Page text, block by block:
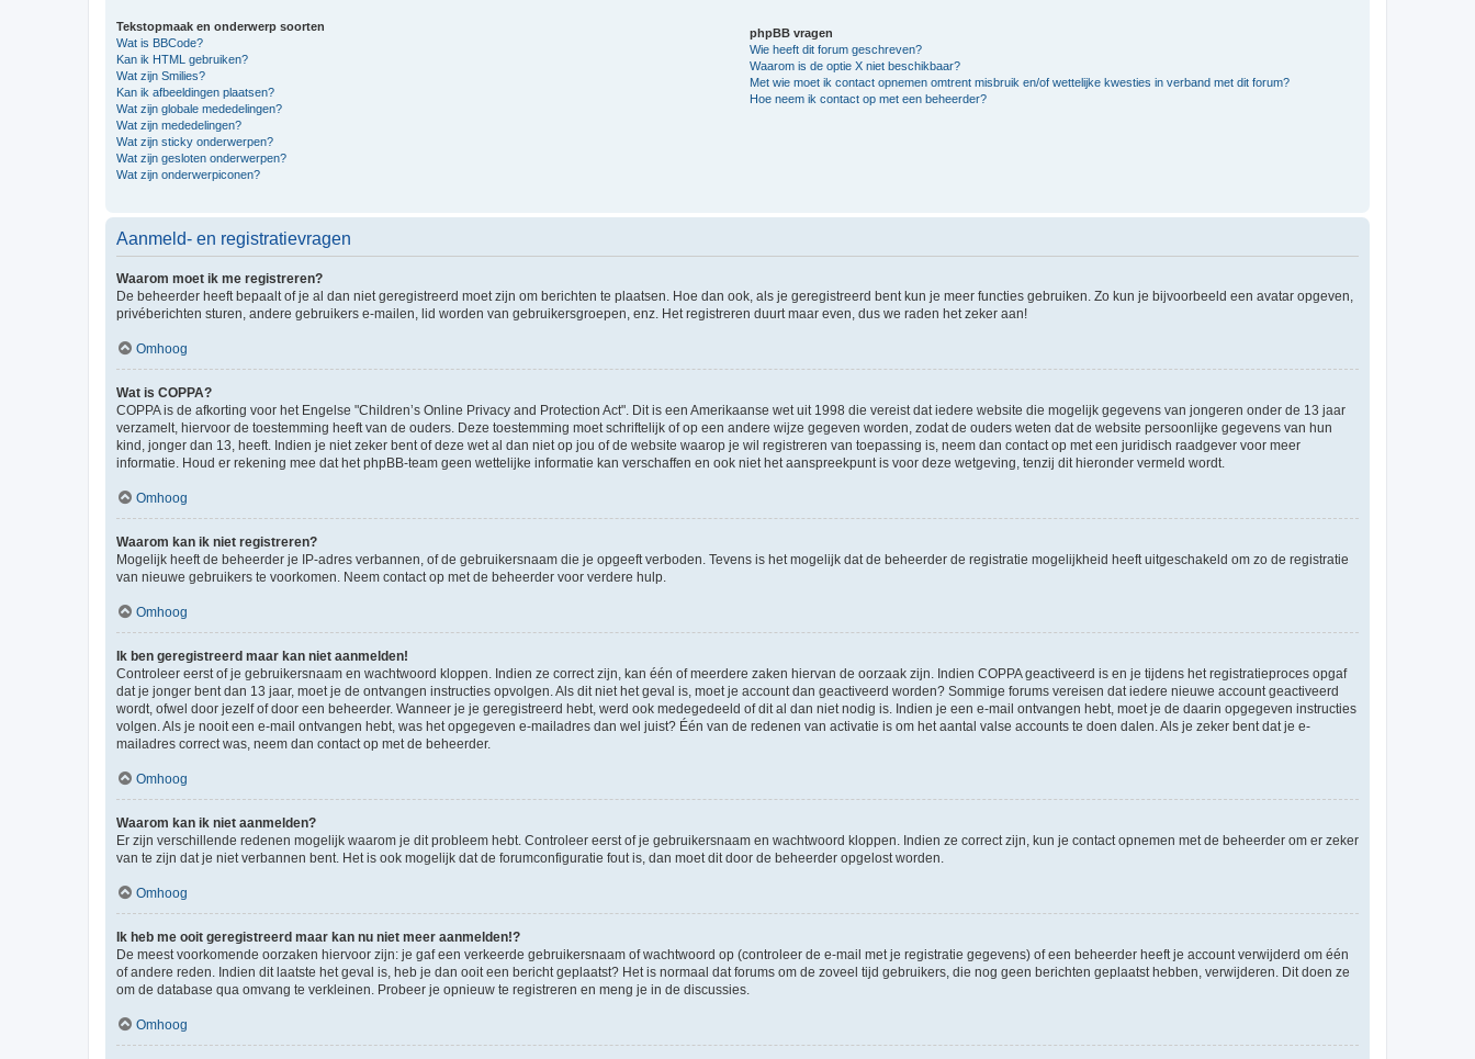
Tekstopmaak en onderwerp soorten
Wat is BBCode?
Kan ik HTML gebruiken?
Wat zijn Smilies?
Kan ik afbeeldingen plaatsen?
Wat zijn globale mededelingen?
Wat zijn mededelingen?
Wat zijn sticky onderwerpen?
Wat zijn gesloten onderwerpen?
Wat zijn onderwerpiconen?
phpBB vragen
Wie heeft dit forum geschreven?
Waarom is de optie X niet beschikbaar?
Met wie moet ik contact opnemen omtrent misbruik en/of wettelijke kwesties in verband met dit forum?
Hoe neem ik contact op met een beheerder?
Aanmeld- en registratievragen
Waarom moet ik me registreren?
De beheerder heeft bepaalt of je al dan niet geregistreerd moet zijn om berichten te plaatsen. Hoe dan ook, als je geregistreerd bent kun je meer functies gebruiken. Zo kun je bijvoorbeeld een avatar opgeven,
privéberichten sturen, andere gebruikers e-mailen, lid worden van gebruikersgroepen, enz. Het registreren duurt maar even, dus we raden het zeker aan!
Omhoog
Wat is COPPA?
COPPA is de afkorting voor het Engelse "Children’s Online Privacy and Protection Act". Dit is een Amerikaanse wet uit 1998 die vereist dat iedere website die mogelijk gegevens van jongeren onder de 13 jaar
verzamelt, hiervoor de toestemming heeft van de ouders. Deze toestemming moet schriftelijk of op een andere wijze gegeven worden, zodat de ouders weten dat de website persoonlijke gegevens van hun
kind, jonger dan 13, heeft. Indien je niet zeker bent of deze wet al dan niet op jou of de website waarop je wil registreren van toepassing is, neem dan contact op met een juridisch raadgever voor meer
informatie. Houd er rekening mee dat het phpBB-team geen wettelijke informatie kan verschaffen en ook niet het aanspreekpunt is voor deze wetgeving, tenzij dit hieronder vermeld wordt.
Omhoog
Waarom kan ik niet registreren?
Mogelijk heeft de beheerder je IP-adres verbannen, of de gebruikersnaam die je opgeeft verboden. Tevens is het mogelijk dat de beheerder de registratie mogelijkheid heeft uitgeschakeld om zo de registratie
van nieuwe gebruikers te voorkomen. Neem contact op met de beheerder voor verdere hulp.
Omhoog
Ik ben geregistreerd maar kan niet aanmelden!
Controleer eerst of je gebruikersnaam en wachtwoord kloppen. Indien ze correct zijn, kan één of meerdere zaken hiervan de oorzaak zijn. Indien COPPA geactiveerd is en je tijdens het registratieproces opgaf
dat je jonger bent dan 13 jaar, moet je de ontvangen instructies opvolgen. Als dit niet het geval is, moet je account dan geactiveerd worden? Sommige forums vereisen dat iedere nieuwe account geactiveerd
wordt, ofwel door jezelf of door een beheerder. Wanneer je je geregistreerd hebt, werd ook medegedeeld of dit al dan niet nodig is. Indien je een e-mail ontvangen hebt, moet je de daarin opgegeven instructies
volgen. Als je nooit een e-mail ontvangen hebt, was het opgegeven e-mailadres dan wel juist? Één van de redenen van activatie is om het aantal valse accounts te doen dalen. Als je zeker bent dat je e-
mailadres correct was, neem dan contact op met de beheerder.
Omhoog
Waarom kan ik niet aanmelden?
Er zijn verschillende redenen mogelijk waarom je dit probleem hebt. Controleer eerst of je gebruikersnaam en wachtwoord kloppen. Indien ze correct zijn, kun je contact opnemen met de beheerder om er zeker
van te zijn dat je niet verbannen bent. Het is ook mogelijk dat de forumconfiguratie fout is, dan moet dit door de beheerder opgelost worden.
Omhoog
Ik heb me ooit geregistreerd maar kan nu niet meer aanmelden!?
De meest voorkomende oorzaken hiervoor zijn: je gaf een verkeerde gebruikersnaam of wachtwoord op (controleer de e-mail met je registratie gegevens) of een beheerder heeft je account verwijderd om één
of andere reden. Indien dit laatste het geval is, heb je dan ooit een bericht geplaatst? Het is normaal dat forums om de zoveel tijd gebruikers, die nog geen berichten geplaatst hebben, verwijderen. Dit doen ze
om de database qua omvang te verkleinen. Probeer je opnieuw te registreren en meng je in de discussies.
Omhoog